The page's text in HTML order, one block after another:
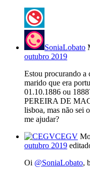
SoniaLobato
outubro 2019
Estou procurando a
marido que era
01.10.1886 ou
PEREIRA DE
lisboa, mas não sei
me ajudar?
CEGV
outubro 2019
Oi @SoniaLobato,